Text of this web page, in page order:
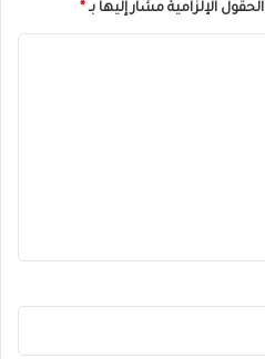
الحقول الإلزامية مشار إليها بـ *